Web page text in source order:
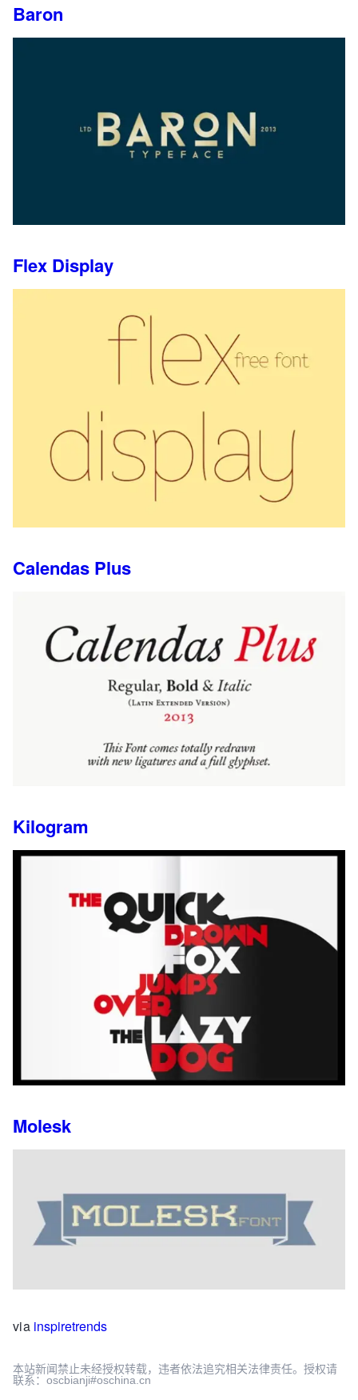
Baron
Flex Display
Calendas Plus
Kilogram
Molesk
via inspiretrends
本站新闻禁止未经授权转载，违者依法追究相关法律责任。授权请
联系：oscbianji#oschina.cn